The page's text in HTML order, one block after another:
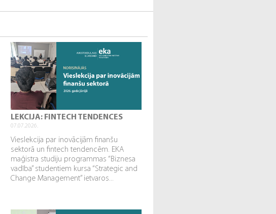
LEKCIJA: FINTECH TENDENCES
07.07.2026.
Vieslekcija par inovācijām finanšu
sektorā un fintech tendencēm. EKA
maģistra studiju programmas “Biznesa
vadība” studentiem kursa “Strategic and
Change Management” ietvaros...